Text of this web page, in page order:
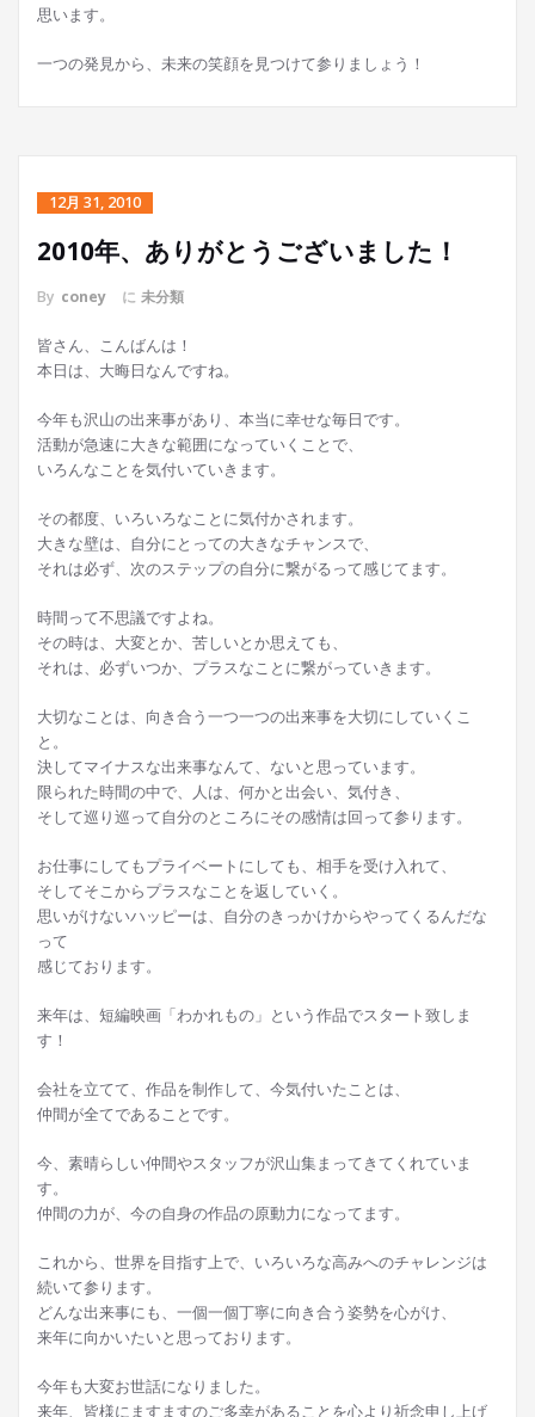
思います。
一つの発見から、未来の笑顔を見つけて参りましょう！
12月 31, 2010
2010年、ありがとうございました！
By coney に 未分類
皆さん、こんばんは！
本日は、大晦日なんですね。
今年も沢山の出来事があり、本当に幸せな毎日です。
活動が急速に大きな範囲になっていくことで、
いろんなことを気付いていきます。
その都度、いろいろなことに気付かされます。
大きな壁は、自分にとっての大きなチャンスで、
それは必ず、次のステップの自分に繋がるって感じてます。
時間って不思議ですよね。
その時は、大変とか、苦しいとか思えても、
それは、必ずいつか、プラスなことに繋がっていきます。
大切なことは、向き合う一つ一つの出来事を大切にしていくこ
と。
決してマイナスな出来事なんて、ないと思っています。
限られた時間の中で、人は、何かと出会い、気付き、
そして巡り巡って自分のところにその感情は回って参ります。
お仕事にしてもプライベートにしても、相手を受け入れて、
そしてそこからプラスなことを返していく。
思いがけないハッピーは、自分のきっかけからやってくるんだな
って
感じております。
来年は、短編映画「わかれもの」という作品でスタート致しま
す！
会社を立てて、作品を制作して、今気付いたことは、
仲間が全てであることです。
今、素晴らしい仲間やスタッフが沢山集まってきてくれていま
す。
仲間の力が、今の自身の作品の原動力になってます。
これから、世界を目指す上で、いろいろな高みへのチャレンジは
続いて参ります。
どんな出来事にも、一個一個丁寧に向き合う姿勢を心がけ、
来年に向かいたいと思っております。
今年も大変お世話になりました。
来年、皆様にますますのご多幸があることを心より祈念申し上げ